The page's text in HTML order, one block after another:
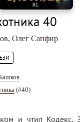
40
, Олег Сапфир
(#40)
и чтил Кодекс.